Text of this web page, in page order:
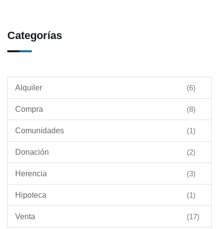
Categorías
Alquiler (6)
Compra (8)
Comunidades (1)
Donación (2)
Herencia (3)
Hipoteca (1)
Venta (17)